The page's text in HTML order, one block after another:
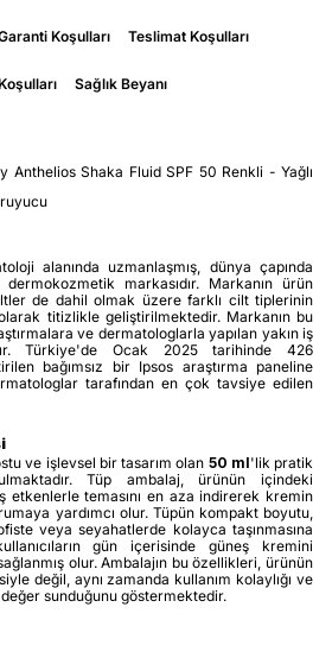
Koşulları Teslimat Koşulları
Sağlık Beyanı
Anthelios Shaka Fluid SPF 50 Renkli - Yağlı
alanında uzmanlaşmış, dünya çapında
markasıdır. Markanın ürün
de dahil olmak üzere farklı cilt tiplerinin
titizlikle geliştirilmektedir. Markanın bu
ve dermatologlarla yapılan yakın iş
Türkiye'de Ocak 2025 tarihinde 426
bağımsız bir Ipsos araştırma paneline
tarafından en çok tavsiye edilen
ve işlevsel bir tasarım olan 50 ml'lik pratik
Tüp ambalaj, ürünün içindeki
etkenlerle temasını en aza indirerek kremin
yardımcı olur. Tüpün kompakt boyutu,
veya seyahatlerde kolayca taşınmasına
gün içerisinde güneş kremini
olur. Ambalajın bu özellikleri, ürünün
değil, aynı zamanda kullanım kolaylığı ve
sunduğunu göstermektedir.